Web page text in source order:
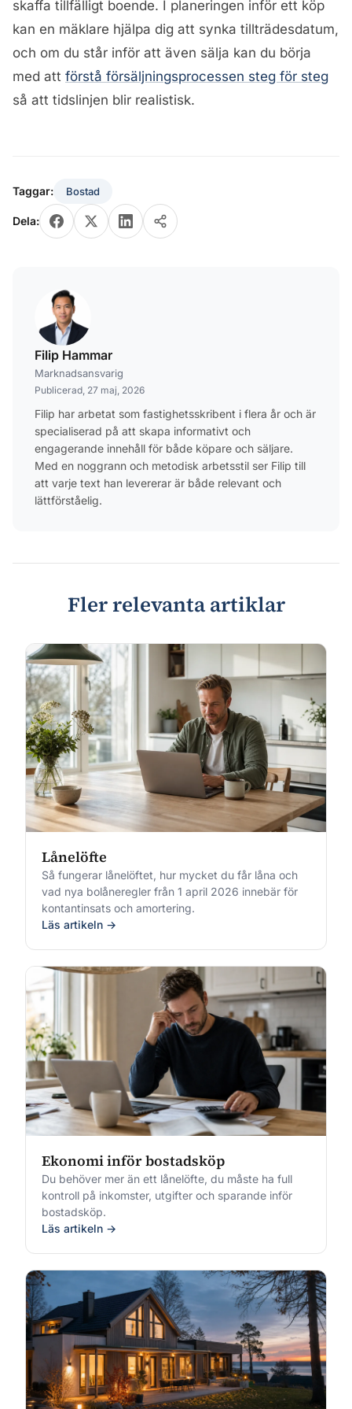
skaffa tillfälligt boende. I planeringen inför ett köp
kan en mäklare hjälpa dig att synka tillträdesdatum,
och om du står inför att även sälja kan du börja
med att förstå försäljningsprocessen steg för steg
så att tidslinjen blir realistisk.
Taggar: Bostad
Dela:
Filip Hammar
Marknadsansvarig
Publicerad, 27 maj, 2026
Filip har arbetat som fastighetsskribent i flera år och är
specialiserad på att skapa informativt och
engagerande innehåll för både köpare och säljare.
Med en noggrann och metodisk arbetsstil ser Filip till
att varje text han levererar är både relevant och
lättförståelig.
Fler relevanta artiklar
Lånelöfte
Så fungerar lånelöftet, hur mycket du får låna och
vad nya bolåneregler från 1 april 2026 innebär för
kontantinsats och amortering.
Läs artikeln →
Ekonomi inför bostadsköp
Du behöver mer än ett lånelöfte, du måste ha full
kontroll på inkomster, utgifter och sparande inför
bostadsköp.
Läs artikeln →